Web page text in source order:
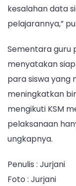
kesalahan data
pelajarannya,”
Sementara guru
menyatakan
para siswa yang
meningkatkan
mengikuti KSM
pelaksanaan
ungkapnya.
Penulis : Jurjani
Foto : Jurjani